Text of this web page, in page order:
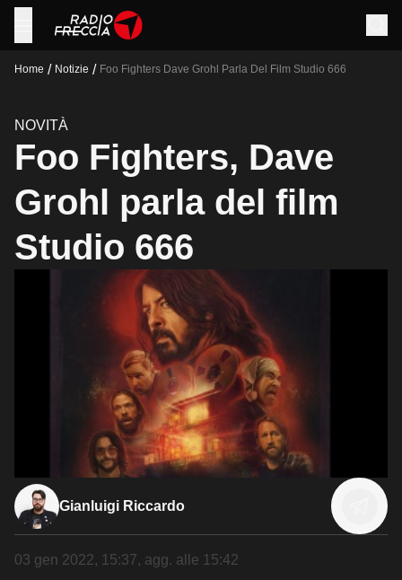
Home / Notizie / Foo Fighters Dave Grohl Parla Del Film Studio 666
NOVITÀ
Foo Fighters, Dave
Grohl parla del film
Studio 666
Gianluigi Riccardo
03 gen 2022, 15:37, agg. alle 15:42